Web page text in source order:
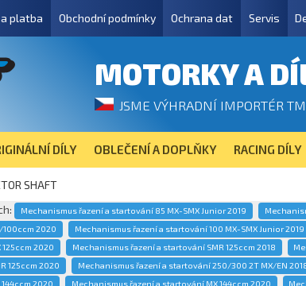
platba Obchodní podmínky Ochrana dat Servis
MOTORKY A
JSME VÝHRADNÍ IMPORTÉR
DÍLY OBLEČENÍ A DOPLŇKY RACING DÍLY
SHAFT
Mechanismus řazení a startování 85 MX-SMX Junior 2019
2020
Mechanismus řazení a startování 100 MX-SMX Junior 2019
2020
Mechanismus řazení a startování SMR 125ccm 2018
125ccm 2020
Mechanismus řazení a startování 250/300 2T MX/EN
2020
Mechanismus řazení a startování MX 144ccm 2020